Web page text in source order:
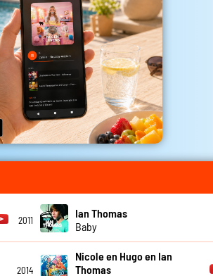
2011
Ian Thomas
Baby
2014
Nicole en Hugo en Ian
Thomas